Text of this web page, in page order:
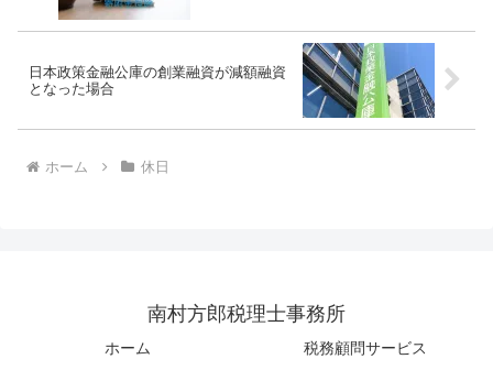
日本政策金融公庫の創業融資が減額融資
となった場合
ホーム 休日
南村方郎税理士事務所
ホーム 税務顧問サービス